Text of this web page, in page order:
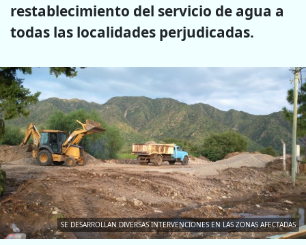
restablecimiento del servicio de agua a
todas las localidades perjudicadas.
SE DESARROLLAN DIVERSAS INTERVENCIONES EN LAS ZONAS AFECTADAS